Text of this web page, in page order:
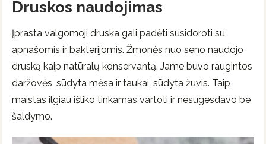
Druskos naudojimas
Įprasta valgomoji druska gali padėti susidoroti su
apnašomis ir bakterijomis. Žmonės nuo seno naudojo
druską kaip natūralų konservantą. Jame buvo raugintos
daržovės, sūdyta mėsa ir taukai, sūdyta žuvis. Taip
maistas ilgiau išliko tinkamas vartoti ir nesugesdavo be
šaldymo.